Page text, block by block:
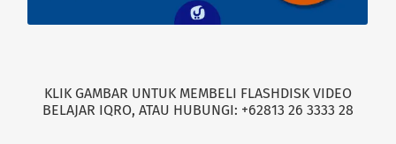
KLIK GAMBAR UNTUK MEMBELI FLASHDISK VIDEO
BELAJAR IQRO, ATAU HUBUNGI: +62813 26 3333 28